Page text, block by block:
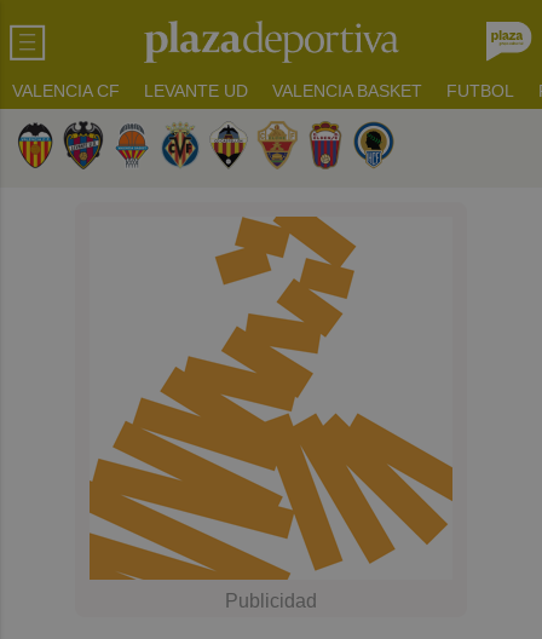
VALENCIA CF LEVANTE UD VALENCIA BASKET FUTBOL